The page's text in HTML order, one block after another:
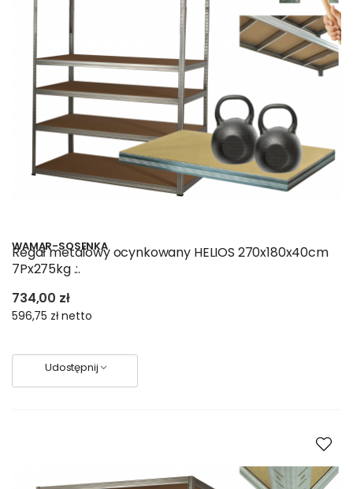
WAMAR-SOSENKA
Regał metalowy ocynkowany HELIOS 270x180x40cm
7Px275kg .:.
734,00 zł
596,75 złnetto
Udostępnij